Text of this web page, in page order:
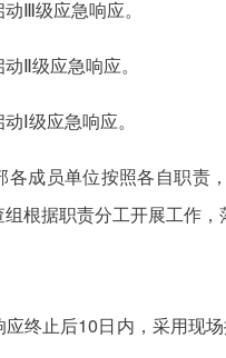
Ⅲ级应急响应。
Ⅱ级应急响应。
Ⅰ级应急响应。
各成员单位按照各自职责
根据职责分工开展工作
终止后10日内，采用现